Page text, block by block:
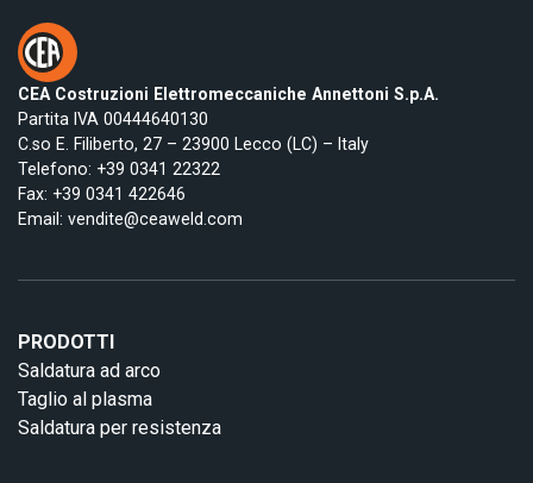
CEA Costruzioni Elettromeccaniche Annettoni S.p.A.
Partita IVA 00444640130
C.so E. Filiberto, 27 – 23900 Lecco (LC) – Italy
Telefono: +39 0341 22322
Fax: +39 0341 422646
Email: vendite@ceaweld.com
PRODOTTI
Saldatura ad arco
Taglio al plasma
Saldatura per resistenza